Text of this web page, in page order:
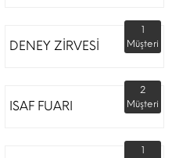
DENEY ZİRVESİ
1
Müşteri
ISAF FUARI
2
Müşteri
1